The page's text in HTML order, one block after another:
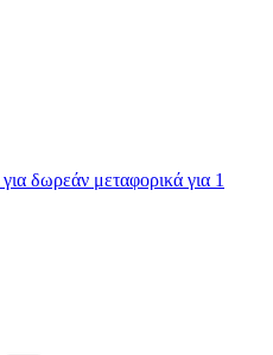
δωρεάν μεταφορικά για 1